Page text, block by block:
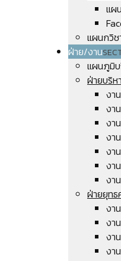
แผ
แผนกวิ
ฝ่าย/งาน
แผนภูมิ
ฝ่ายบริห
งา
งา
งา
งา
งา
งา
งา
ฝ่ายยุทธ
งา
งา
งา
งา